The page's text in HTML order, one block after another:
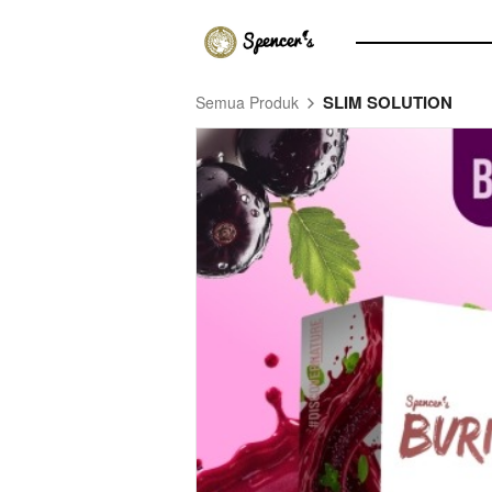
Semua Produk SLIM SOLUTION